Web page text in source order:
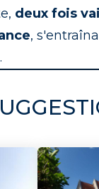
deux fois
,